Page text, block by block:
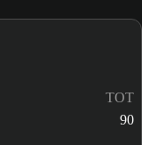
TOT
90